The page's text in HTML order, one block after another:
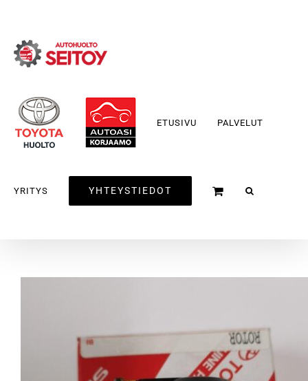
content
ETUSIVU PALVELUT
YRITYS YHTEYSTIEDOT